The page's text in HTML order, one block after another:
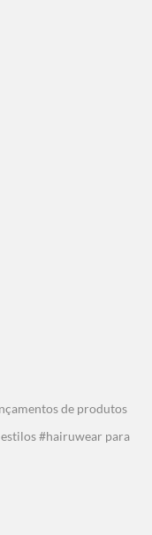
de produtos
#hairuwear para